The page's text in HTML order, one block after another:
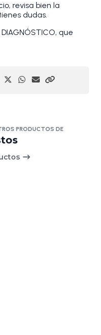
revisa bien la
dudas.
DIAGNÓSTICO, que
PRODUCTOS DE